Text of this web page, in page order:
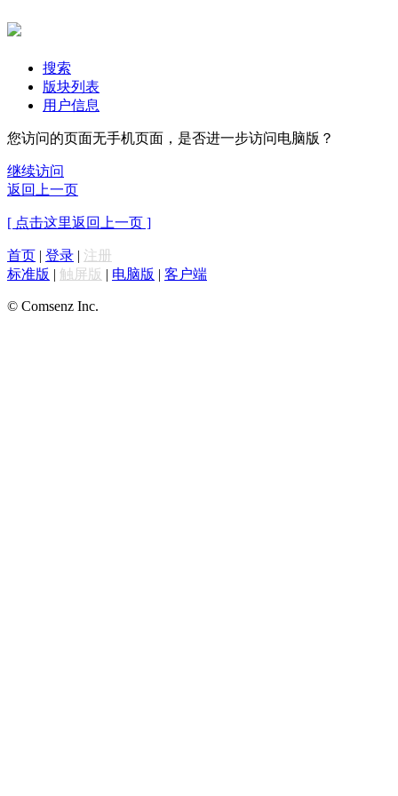
搜索
版块列表
用户信息
您访问的页面无手机页面，是否进一步访问电脑版？
继续访问
返回上一页
[ 点击这里返回上一页 ]
首页 | 登录 | 注册
标准版 | 触屏版 | 电脑版 | 客户端
© Comsenz Inc.